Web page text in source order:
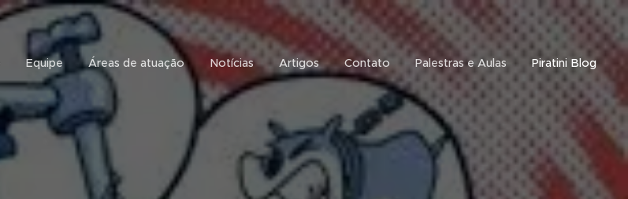
Equipe Áreas de atuação Notícias Artigos Contato Palestras e Aulas Piratini Blog